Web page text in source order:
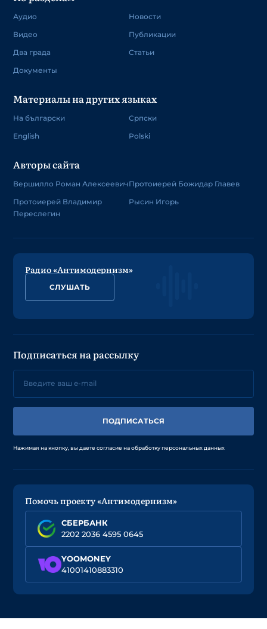
Аудио
Видео
Два града
Документы
Новости
Публикации
Статьи
Материалы на других языках
На български
English
Српски
Polski
Авторы сайта
Вершилло Роман Алексеевич
Протоиерей Владимир
Переслегин
Протоиерей Божидар Главев
Рысин Игорь
Радио «Антимодернизм»
СЛУШАТЬ
Подписаться на рассылку
ПОДПИСАТЬСЯ
Нажимая на кнопку, вы даете согласие на обработку персональных данных
Помочь проекту «Антимодернизм»
СБЕРБАНК
2202 2036 4595 0645
YOOMONEY
41001410883310